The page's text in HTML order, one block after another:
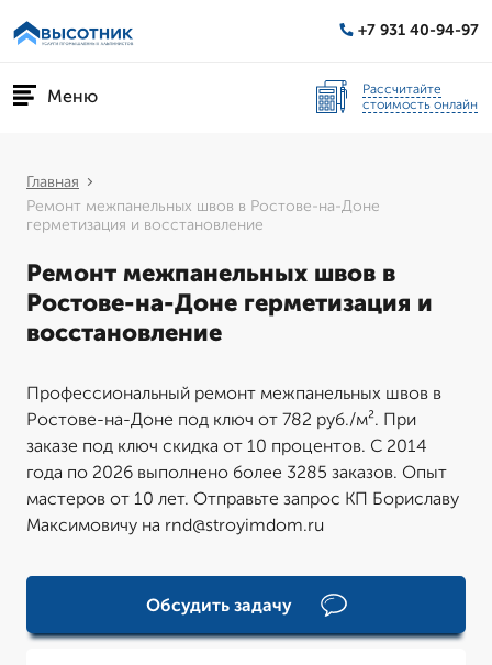
+7 931 40-94-97
Меню
Рассчитайте
стоимость онлайн
Главная
Ремонт межпанельных швов в Ростове-на-Доне
герметизация и восстановление
Ремонт межпанельных швов в
Ростове-на-Доне герметизация и
восстановление
Профессиональный ремонт межпанельных швов в
Ростове-на-Доне под ключ от 782 руб./м². При
заказе под ключ скидка от 10 процентов. С 2014
года по 2026 выполнено более 3285 заказов. Опыт
мастеров от 10 лет. Отправьте запрос КП Бориславу
Максимовичу на rnd@stroyimdom.ru
Обсудить задачу